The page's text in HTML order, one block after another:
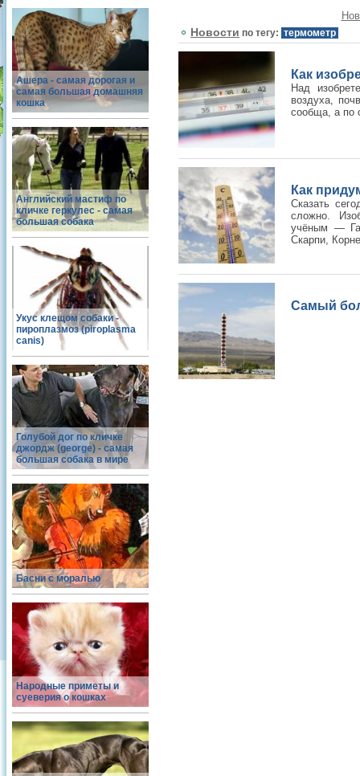
Ашера - самая дорогая и
самая большая домашняя
кошка
Английский мастиф по
кличке геркулес - самая
большая собака
Укус клещом собаки -
пироплазмоз (piroplasma
canis)
Голубой дог по кличке
джордж (george) - самая
большая собака в мире
Басни с моралью
Народные приметы и
суеверия о кошках
Новости по тегу: термометр
Как
Над
воздуха,
сообща, а по
Как
Сказать
сложно.
учёным —
Скарпи,
Самый